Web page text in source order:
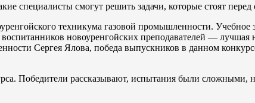
специалисты смогут решить задачи, которые стоят перед
техникума газовой промышленности.
новоуренгойских преподавателей — лучшая
Сергея Ялова, победа выпускников в данном
Победители рассказывают, испытания были